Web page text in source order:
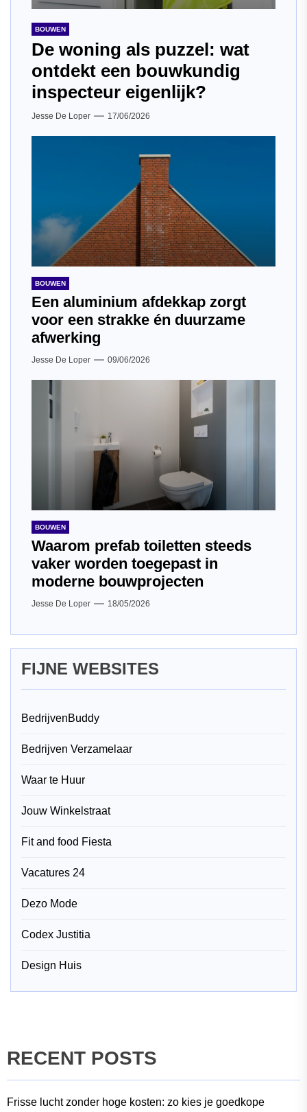
BOUWEN
De woning als puzzel: wat
ontdekt een bouwkundig
inspecteur eigenlijk?
Jesse De Loper 17/06/2026
BOUWEN
Een aluminium afdekkap zorgt
voor een strakke én duurzame
afwerking
Jesse De Loper 09/06/2026
BOUWEN
Waarom prefab toiletten steeds
vaker worden toegepast in
moderne bouwprojecten
Jesse De Loper 18/05/2026
FIJNE WEBSITES
BedrijvenBuddy
Bedrijven Verzamelaar
Waar te Huur
Jouw Winkelstraat
Fit and food Fiesta
Vacatures 24
Dezo Mode
Codex Justitia
Design Huis
RECENT POSTS
Frisse lucht zonder hoge kosten: zo kies je goedkope